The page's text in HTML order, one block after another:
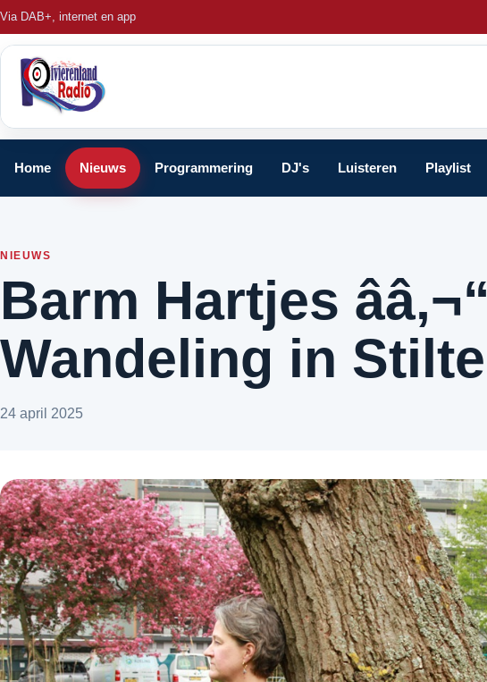
Via DAB+, internet en app
Home Nieuws Programmering DJ's Luisteren Playlist
NIEUWS
Barm Hartjes ââ‚¬“
Wandeling in Stilte
24 april 2025